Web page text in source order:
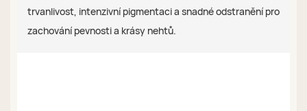
trvanlivost, intenzivní pigmentaci a snadné odstranění pro
zachování pevnosti a krásy nehtů.